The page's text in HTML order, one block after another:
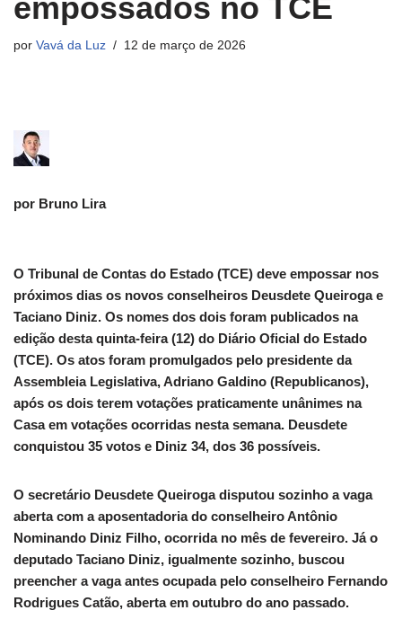
empossados no TCE
por Vavá da Luz 12 de março de 2026
por Bruno Lira
O Tribunal de Contas do Estado (TCE) deve empossar nos
próximos dias os novos conselheiros Deusdete Queiroga e
Taciano Diniz. Os nomes dos dois foram publicados na
edição desta quinta-feira (12) do Diário Oficial do Estado
(TCE). Os atos foram promulgados pelo presidente da
Assembleia Legislativa, Adriano Galdino (Republicanos),
após os dois terem votações praticamente unânimes na
Casa em votações ocorridas nesta semana. Deusdete
conquistou 35 votos e Diniz 34, dos 36 possíveis.
O secretário Deusdete Queiroga disputou sozinho a vaga
aberta com a aposentadoria do conselheiro Antônio
Nominando Diniz Filho, ocorrida no mês de fevereiro. Já o
deputado Taciano Diniz, igualmente sozinho, buscou
preencher a vaga antes ocupada pelo conselheiro Fernando
Rodrigues Catão, aberta em outubro do ano passado.